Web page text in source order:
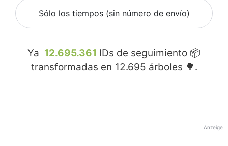
Sólo los tiempos (sin número de envío)
Ya 12.695.361 IDs de seguimiento 📦
transformadas en 12.695 árboles 🌳.
Anzeige